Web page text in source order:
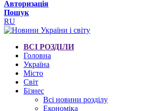
Авторизація
Пошук
RU
ВСІ РОЗДІЛИ
Головна
Україна
Місто
Світ
Бізнес
Всі новини розділу
Економіка